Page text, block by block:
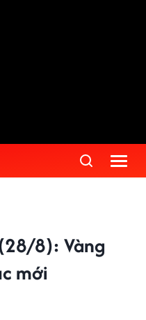
8): Vàng
mới